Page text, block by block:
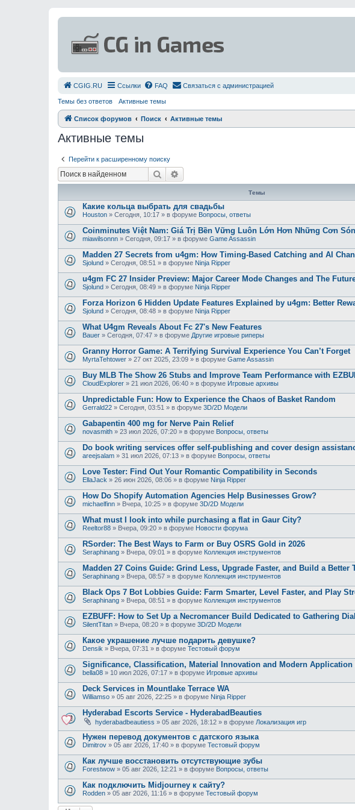
СGIG.RU Ссылки FAQ Связаться с администрацией
Темы без ответов Активные темы
Список форумов Поиск Активные темы
Активные темы
Перейти к расширенному поиску
Поиск
Темы
Какие кольца выбрать для свадьбы
Houston » Сегодня, 10:17 » в форуме Вопросы, ответы
Coinminutes Việt Nam: Giá Trị Bền Vững Luôn Lớn Hơn Những Cơn
miawilsonnn » Сегодня, 09:17 » в форуме Game Assassin
Madden 27 Secrets from u4gm: How Timing-Based Catching and AI
Sjolund » Сегодня, 08:51 » в форуме Ninja Ripper
u4gm FC 27 Insider Preview: Major Career Mode Changes and The
Sjolund » Сегодня, 08:49 » в форуме Ninja Ripper
Forza Horizon 6 Hidden Update Features Explained by u4gm: Better
Sjolund » Сегодня, 08:48 » в форуме Ninja Ripper
What U4gm Reveals About Fc 27's New Features
Bauer » Сегодня, 07:47 » в форуме Другие игровые риперы
Granny Horror Game: A Terrifying Survival Experience You Can’t Forget
MyrtaTehtower » 27 окт 2025, 23:09 » в форуме Game Assassin
Buy MLB The Show 26 Stubs and Improve Team Performance with
CloudExplorer » 21 июл 2026, 06:40 » в форуме Игровые архивы
Unpredictable Fun: How to Experience the Chaos of Basket Random
Gerrald22 » Сегодня, 03:51 » в форуме 3D/2D Модели
Gabapentin 400 mg for Nerve Pain Relief
novasmith » 23 июл 2026, 07:20 » в форуме Вопросы, ответы
Do book writing services offer self-publishing and cover design
areejsalam » 31 июл 2026, 07:13 » в форуме Вопросы, ответы
Love Tester: Find Out Your Romantic Compatibility in Seconds
EllaJack » 26 июн 2026, 08:06 » в форуме Ninja Ripper
How Do Shopify Automation Agencies Help Businesses Grow?
michaelfinn » Вчера, 10:25 » в форуме 3D/2D Модели
What must I look into while purchasing a flat in Gaur City?
Reeltor88 » Вчера, 09:20 » в форуме Новости форума
RSorder: The Best Ways to Farm or Buy OSRS Gold in 2026
Seraphinang » Вчера, 09:01 » в форуме Коллекция инструментов
Madden 27 Coins Guide: Grind Less, Upgrade Faster, and Build a Better
Seraphinang » Вчера, 08:57 » в форуме Коллекция инструментов
Black Ops 7 Bot Lobbies Guide: Farm Smarter, Level Faster, and Play
Seraphinang » Вчера, 08:51 » в форуме Коллекция инструментов
EZBUFF: How to Set Up a Necromancer Build Dedicated to Gathering
SilentTitan » Вчера, 08:20 » в форуме 3D/2D Модели
Какое украшение лучше подарить девушке?
Densik » Вчера, 07:31 » в форуме Тестовый форум
Significance, Classification, Material Innovation and Modern
bella08 » 10 июл 2026, 07:17 » в форуме Игровые архивы
Deck Services in Mountlake Terrace WA
Williamso » 05 авг 2026, 22:25 » в форуме Ninja Ripper
Hyderabad Escorts Service - HyderabadBeauties
hyderabadbeautiess » 05 авг 2026, 18:12 » в форуме Локализация игр
Нужен перевод документов с датского языка
Dimitrov » 05 авг 2026, 17:40 » в форуме Тестовый форум
Как лучше восстановить отсутствующие зубы
Forestwow » 05 авг 2026, 12:21 » в форуме Вопросы, ответы
Как подключить Midjourney к сайту?
Rodden » 05 авг 2026, 11:16 » в форуме Тестовый форум